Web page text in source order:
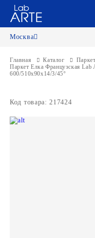
Москва
Главная Каталог
Паркет
Паркет Елка Французская
600/510х90х14/3/45°
Код товара: 217424